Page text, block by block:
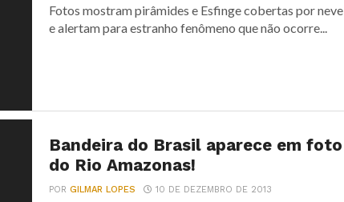
Fotos mostram pirâmides e Esfinge cobertas por neve
e alertam para estranho fenômeno que não ocorre...
Bandeira do Brasil aparece em foto
do Rio Amazonas!
PORGILMAR LOPES 10 DE DEZEMBRO DE 2013